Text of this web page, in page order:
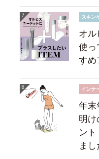
スキン
オ
使っ
すめ
インナ
年末
明け
ン
まし